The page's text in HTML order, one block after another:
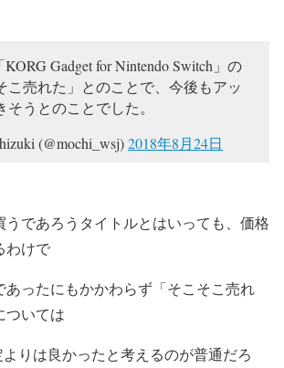
Gadget for Nintendo Switch」の
こ売れた」とのことで、今後もアッ
うとのことでした。
(@mochi_wsj)2018年8月24日
うであろうタイトルとはいっても、価格
わけで
あったにもかかわらず「そこそこ売れ
ついては
りは良かったと考えるのが普通だろ